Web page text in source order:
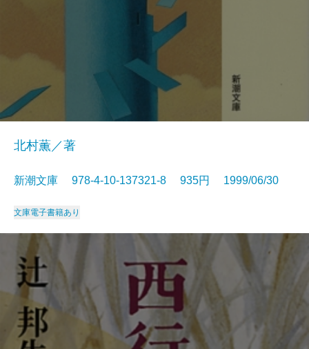
北村薫／著
新潮文庫 978-4-10-137321-8 935円 1999/06/30
文庫電子書籍あり